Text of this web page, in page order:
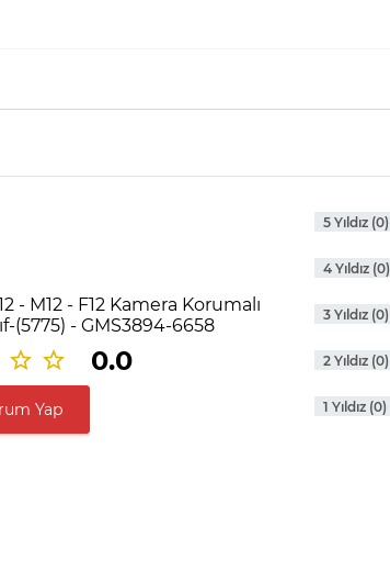
- M12 - F12 Kamera Korumalı
(5775) - GMS3894-6658
0.0
Yap
5 Yıldız (0)
4 Yıldız (0)
3 Yıldız (0)
2 Yıldız (0)
1 Yıldız (0)